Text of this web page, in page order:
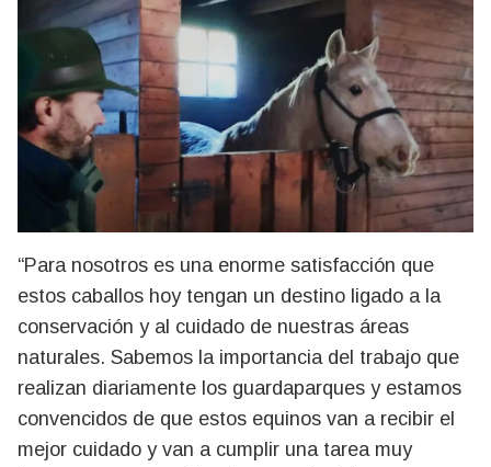
“Para nosotros es una enorme satisfacción que
estos caballos hoy tengan un destino ligado a la
conservación y al cuidado de nuestras áreas
naturales. Sabemos la importancia del trabajo que
realizan diariamente los guardaparques y estamos
convencidos de que estos equinos van a recibir el
mejor cuidado y van a cumplir una tarea muy